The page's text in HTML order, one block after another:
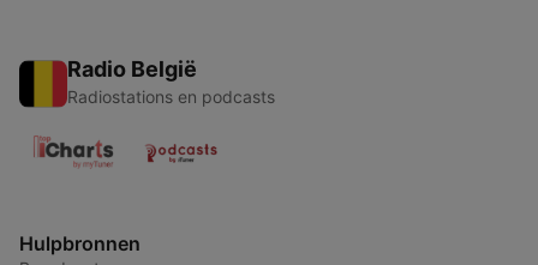
Radio België
Radiostations en podcasts
Hulpbronnen